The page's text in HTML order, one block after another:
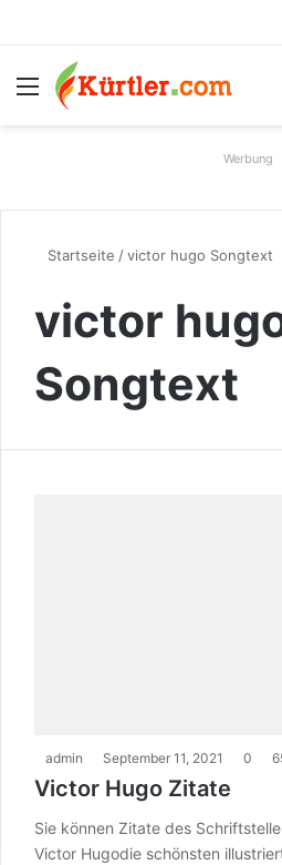
Menü
Werbung
Startseite /victor hugo Songtext
victor
Songtext
admin September 11, 2021 0
Victor Hugo Zitate
Sie können Zitate des
Victor Hugodie schönsten